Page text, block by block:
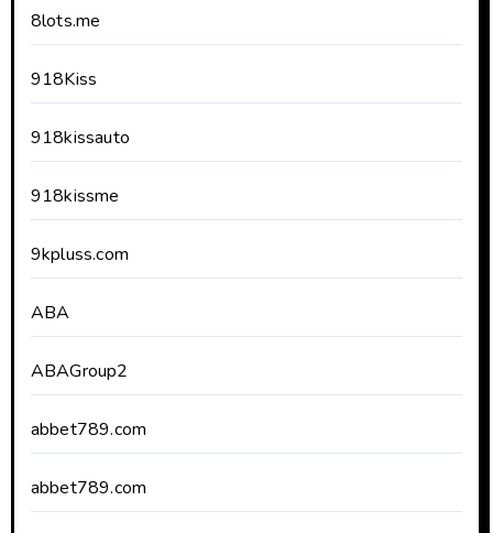
8lots.me
918Kiss
918kissauto
918kissme
9kpluss.com
ABA
ABAGroup2
abbet789.com
abbet789.com